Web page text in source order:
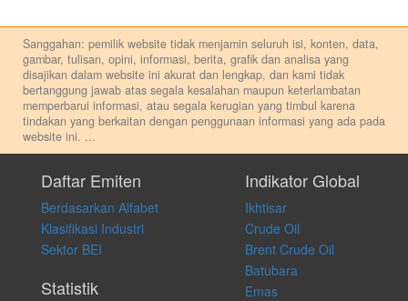
Sanggahan: pemilik website tidak menjamin seluruh isi, konten, data,
gambar, tulisan, opini, informasi, berita, grafik dan analisa yang
disajikan dalam website ini akurat dan lengkap, dan kami tidak
bertanggung jawab atas segala kesalahan maupun keterlambatan
memperbarui informasi, atau segala kerugian yang timbul karena
tindakan yang berkaitan dengan penggunaan informasi yang ada pada
website ini. ...
pribadi. Kami tidak memberi anjuran, saran, rekomendasi untuk
membeli, menjual atau melakukan aktivitas lain yang terkait dengan
transaksi perdagangan apapun, dan kami tidak bertanggung jawab
atas keputusan investasi yang dilakukan dalam kondisi dan situasi
apapun juga, yang diakibatkan secara langsung maupun tidak
langsung atas konten pada website ini.
Daftar Emiten
Berdasarkan Alfabet
Klasifikasi Industri
Sektor BEI
Statistik
Indikator Global
Ikhtisar
Crude Oil
Brent Crude Oil
Batubara
Emas